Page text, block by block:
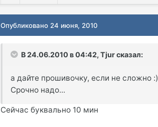
Опубликовано 24 июня, 2010
В 24.06.2010 в 04:42, Tjur сказал:
а дайте прошивочку, если не сложно :)
Срочно надо...
Сейчас буквально 10 мин